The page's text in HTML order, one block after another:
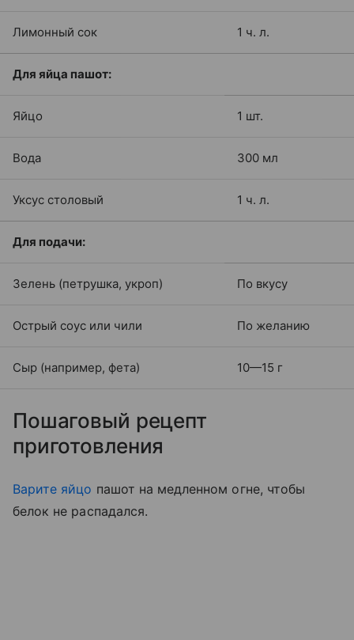
Лимонный сок 1 ч. л.
Для яйца пашот:
Яйцо 1 шт.
Вода 300 мл
Уксус столовый 1 ч. л.
Для подачи:
Зелень (петрушка, укроп) По вкусу
Острый соус или чили По желанию
Сыр (например, фета) 10—15 г
Пошаговый рецепт
приготовления
Варите яйцо пашот на медленном огне, чтобы
белок не распадался.